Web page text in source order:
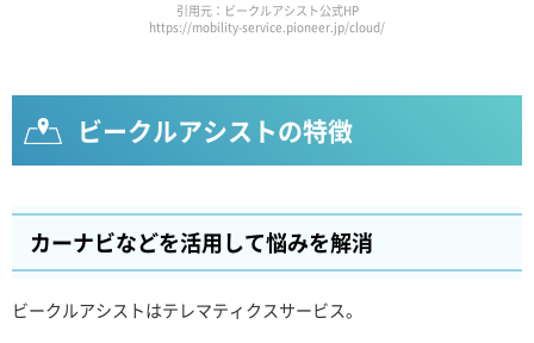
引用元：ビークルアシスト公式HP
https://mobility-service.pioneer.jp/cloud/
ビークルアシストの特徴
カーナビなどを活用して悩みを解消
ビークルアシストはテレマティクスサービス。